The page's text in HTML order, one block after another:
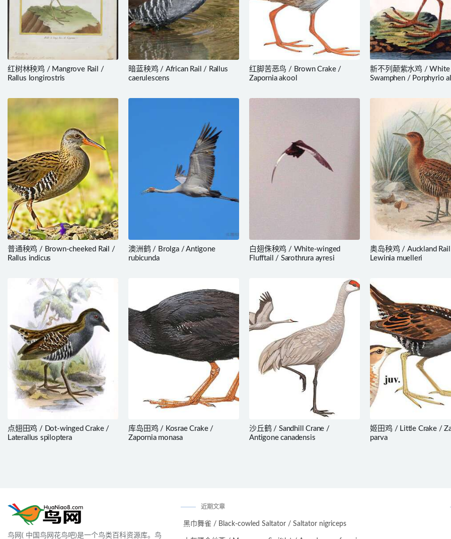
红树林秧鸡 / Mangrove Rail /
Rallus longirostris
暗蓝秧鸡 / African Rail / Rallus
caerulescens
红脚苦恶鸟 / Brown Crake /
Zapornia akool
新不列颠紫水鸡 / White
Swamphen / Porphyrio
普通秧鸡 / Brown-cheeked Rail /
Rallus indicus
澳洲鹤 / Brolga / Antigone
rubicunda
白翅侏秧鸡 / White-winged
Flufftail / Sarothrura ayresi
奥岛秧鸡 / Auckland
Lewinia muelleri
点翅田鸡 / Dot-winged Crake /
Laterallus spiloptera
库岛田鸡 / Kosrae Crake /
Zapornia monasa
沙丘鹤 / Sandhill Crane /
Antigone canadensis
姬田鸡 / Little Crake /
parva
鸟网( 中国鸟网花鸟吧)是一个鸟类百科资源库。鸟
近期文章
黑巾舞雀 / Black-cowled Saltator / Saltator nigriceps